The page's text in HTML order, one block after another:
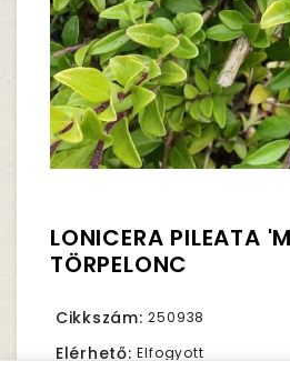
LONICERA PILEATA
TÖRPELONC
Cikkszám: 250938
Elérhető: Elfogyott